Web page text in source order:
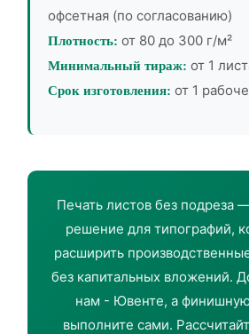
офсетная (по согласованию)
Плотность: от 80 до 300 г/м²
Минимальный тираж: от 1
Срок изготовления: от 1
Печать листов без подреза
решение для типографий,
расширить
без капитальных вложений.
нам - Ювенте, а
выполните сами.